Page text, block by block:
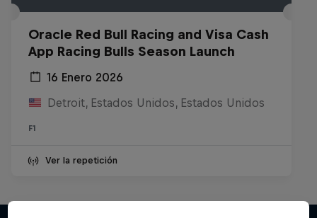
Oracle Red Bull Racing and Visa Cash
App Racing Bulls Season Launch
16 Enero 2026
Detroit, Estados Unidos, Estados Unidos
F1
Ver la repetición